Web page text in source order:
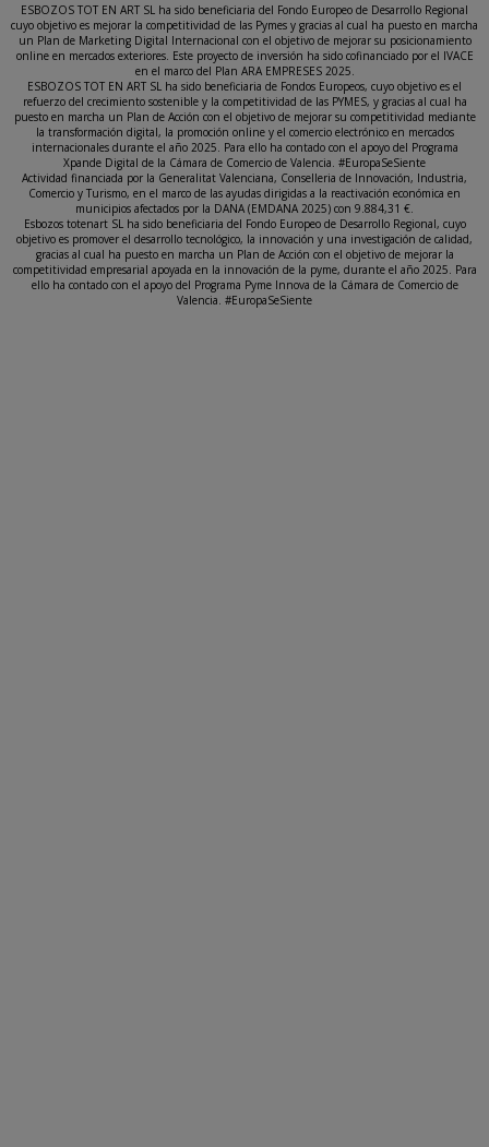
ESBOZOS TOT EN ART SL ha sido beneficiaria del Fondo Europeo de Desarrollo Regional
cuyo objetivo es mejorar la competitividad de las Pymes y gracias al cual ha puesto en marcha
un Plan de Marketing Digital Internacional con el objetivo de mejorar su posicionamiento
online en mercados exteriores. Este proyecto de inversión ha sido cofinanciado por el IVACE
en el marco del Plan ARA EMPRESES 2025.
ESBOZOS TOT EN ART SL ha sido beneficiaria de Fondos Europeos, cuyo objetivo es el
refuerzo del crecimiento sostenible y la competitividad de las PYMES, y gracias al cual ha
puesto en marcha un Plan de Acción con el objetivo de mejorar su competitividad mediante
la transformación digital, la promoción online y el comercio electrónico en mercados
internacionales durante el año 2025. Para ello ha contado con el apoyo del Programa
Xpande Digital de la Cámara de Comercio de Valencia. #EuropaSeSiente
Actividad financiada por la Generalitat Valenciana, Conselleria de Innovación, Industria,
Comercio y Turismo, en el marco de las ayudas dirigidas a la reactivación económica en
municipios afectados por la DANA (EMDANA 2025) con 9.884,31 €.
Esbozos totenart SL ha sido beneficiaria del Fondo Europeo de Desarrollo Regional, cuyo
objetivo es promover el desarrollo tecnológico, la innovación y una investigación de calidad,
gracias al cual ha puesto en marcha un Plan de Acción con el objetivo de mejorar la
competitividad empresarial apoyada en la innovación de la pyme, durante el año 2025. Para
ello ha contado con el apoyo del Programa Pyme Innova de la Cámara de Comercio de
Valencia. #EuropaSeSiente